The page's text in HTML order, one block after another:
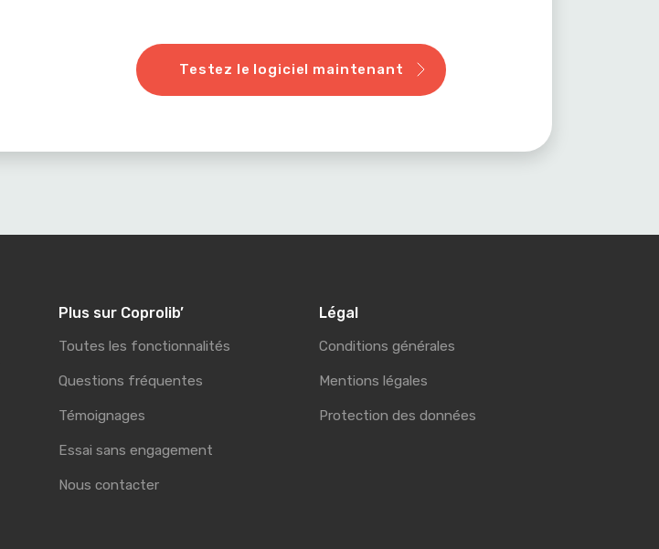
Testez le logiciel maintenant
Plus sur Coprolib’
Toutes les fonctionnalités
Questions fréquentes
Témoignages
Essai sans engagement
Nous contacter
Légal
Conditions générales
Mentions légales
Protection des données